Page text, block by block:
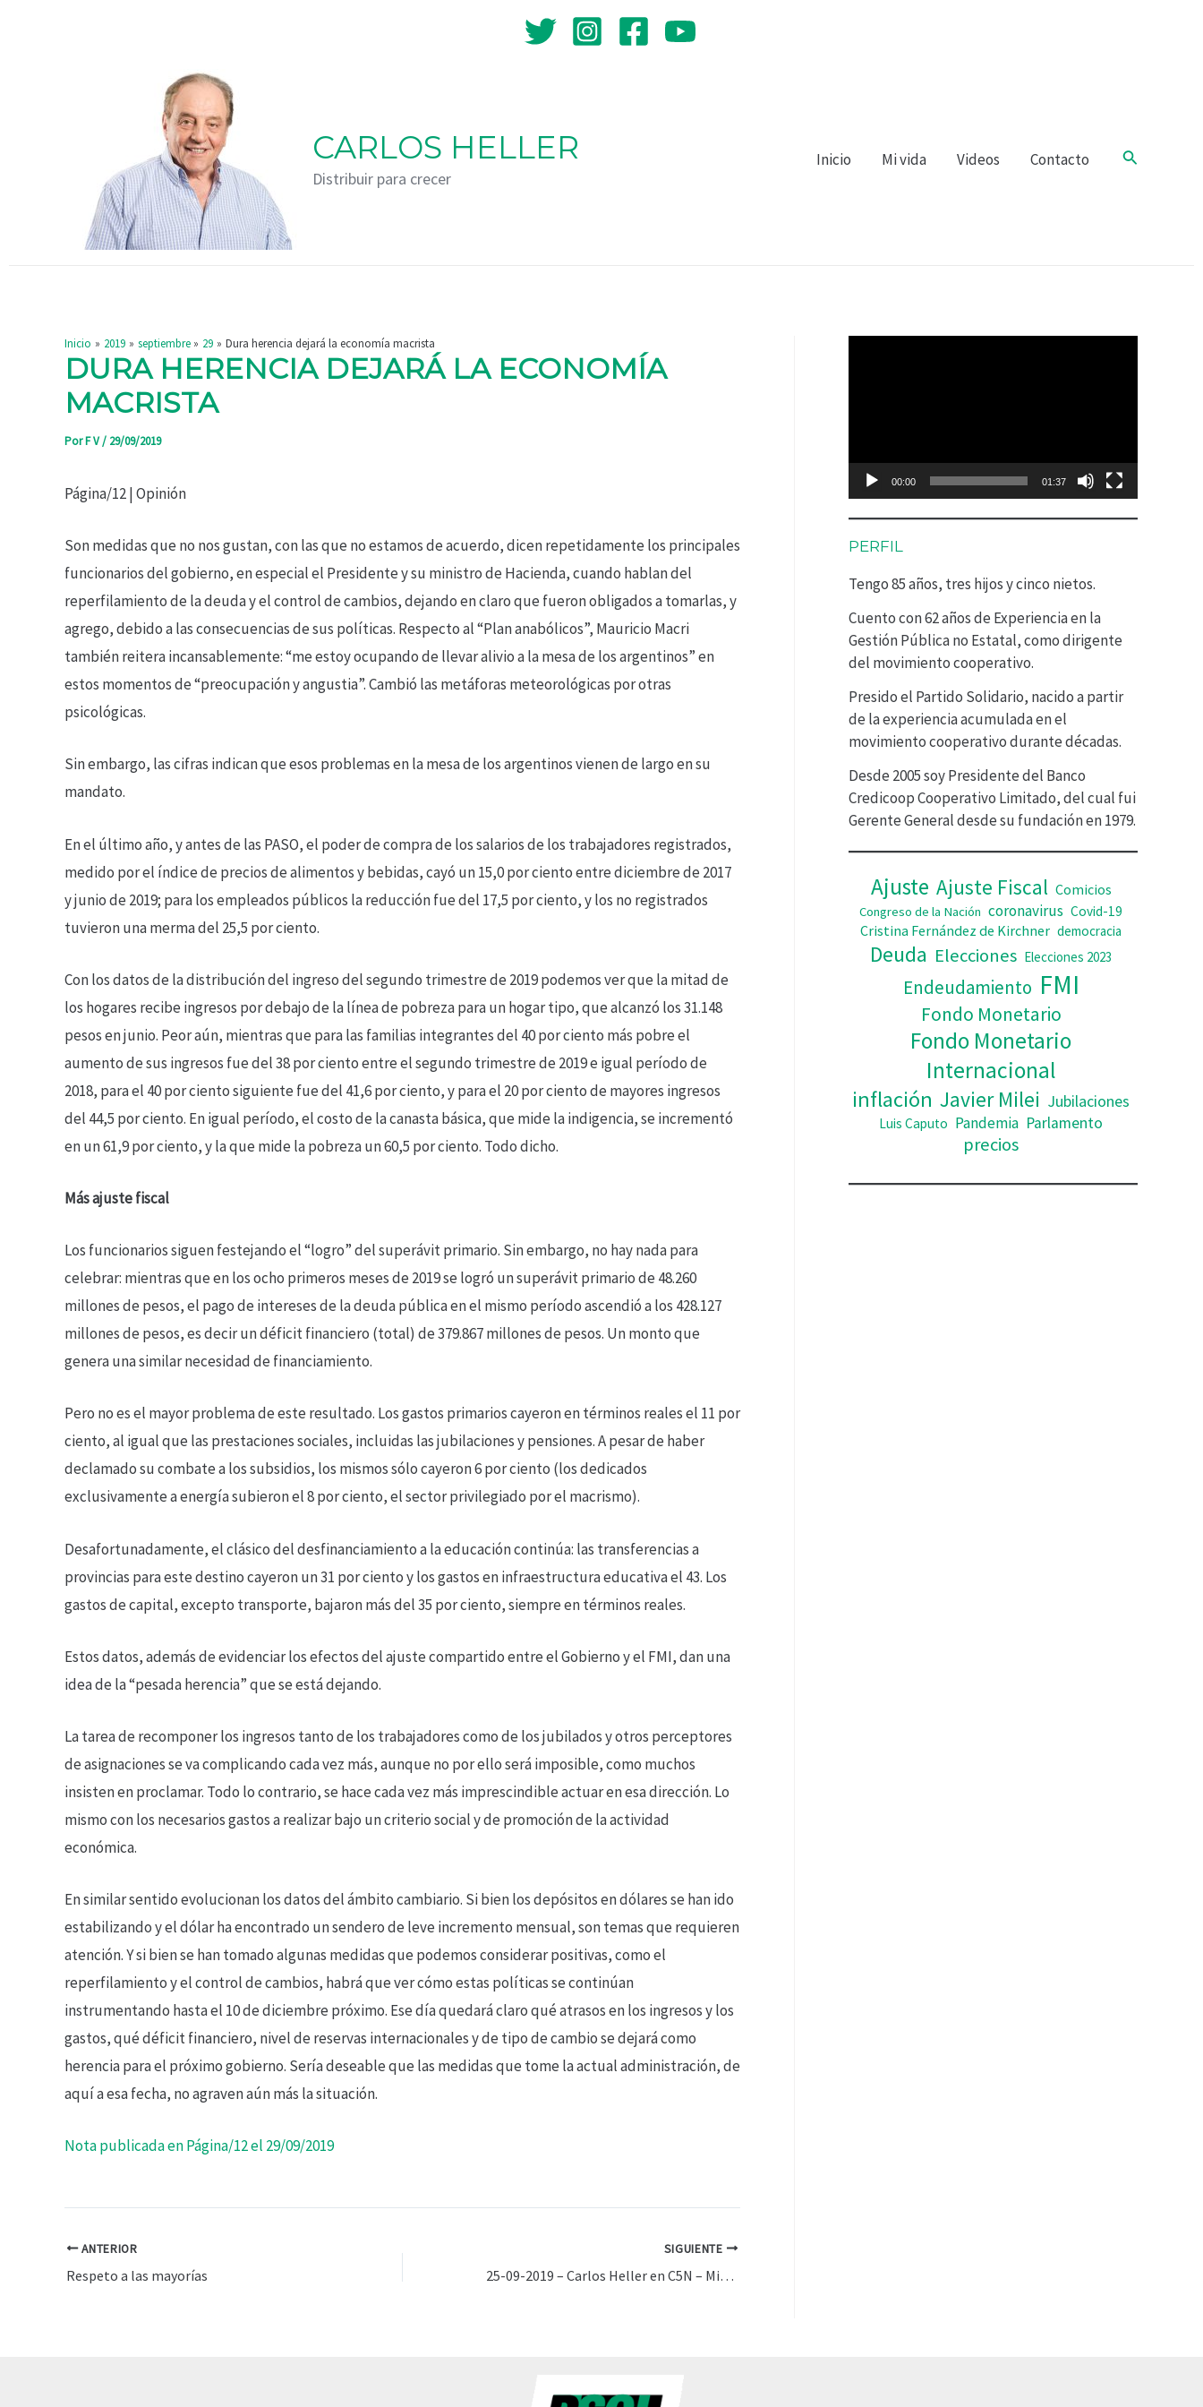
CARLOS HELLER
Distribuir para crecer
Inicio Mi vida Videos Contacto Buscar
Inicio 2019 septiembre 29 Dura herencia dejará la economía macrista
DURA HERENCIA DEJARÁ LA ECONOMÍA
MACRISTA
PorF V/ 29/09/2019
Página/12 | Opinión
Son medidas que no nos gustan, con las que no estamos de acuerdo, dicen repetidamente los principales
funcionarios del gobierno, en especial el Presidente y su ministro de Hacienda, cuando hablan del
reperfilamiento de la deuda y el control de cambios, dejando en claro que fueron obligados a tomarlas, y
agrego, debido a las consecuencias de sus políticas. Respecto al “Plan anabólicos”, Mauricio Macri
también reitera incansablemente: “me estoy ocupando de llevar alivio a la mesa de los argentinos” en
estos momentos de “preocupación y angustia”. Cambió las metáforas meteorológicas por otras
psicológicas.
Sin embargo, las cifras indican que esos problemas en la mesa de los argentinos vienen de largo en su
mandato.
En el último año, y antes de las PASO, el poder de compra de los salarios de los trabajadores registrados,
medido por el índice de precios de alimentos y bebidas, cayó un 15,0 por ciento entre diciembre de 2017
y junio de 2019; para los empleados públicos la reducción fue del 17,5 por ciento, y los no registrados
tuvieron una merma del 25,5 por ciento.
Con los datos de la distribución del ingreso del segundo trimestre de 2019 podemos ver que la mitad de
los hogares recibe ingresos por debajo de la línea de pobreza para un hogar tipo, que alcanzó los 31.148
pesos en junio. Peor aún, mientras que para las familias integrantes del 40 por ciento más pobre el
aumento de sus ingresos fue del 38 por ciento entre el segundo trimestre de 2019 e igual período de
2018, para el 40 por ciento siguiente fue del 41,6 por ciento, y para el 20 por ciento de mayores ingresos
del 44,5 por ciento. En igual período, el costo de la canasta básica, que mide la indigencia, se incrementó
en un 61,9 por ciento, y la que mide la pobreza un 60,5 por ciento. Todo dicho.
Más ajuste fiscal
Los funcionarios siguen festejando el “logro” del superávit primario. Sin embargo, no hay nada para
celebrar: mientras que en los ocho primeros meses de 2019 se logró un superávit primario de 48.260
millones de pesos, el pago de intereses de la deuda pública en el mismo período ascendió a los 428.127
millones de pesos, es decir un déficit financiero (total) de 379.867 millones de pesos. Un monto que
genera una similar necesidad de financiamiento.
Pero no es el mayor problema de este resultado. Los gastos primarios cayeron en términos reales el 11 por
ciento, al igual que las prestaciones sociales, incluidas las jubilaciones y pensiones. A pesar de haber
declamado su combate a los subsidios, los mismos sólo cayeron 6 por ciento (los dedicados
exclusivamente a energía subieron el 8 por ciento, el sector privilegiado por el macrismo).
Desafortunadamente, el clásico del desfinanciamiento a la educación continúa: las transferencias a
provincias para este destino cayeron un 31 por ciento y los gastos en infraestructura educativa el 43. Los
gastos de capital, excepto transporte, bajaron más del 35 por ciento, siempre en términos reales.
Estos datos, además de evidenciar los efectos del ajuste compartido entre el Gobierno y el FMI, dan una
idea de la “pesada herencia” que se está dejando.
La tarea de recomponer los ingresos tanto de los trabajadores como de los jubilados y otros perceptores
de asignaciones se va complicando cada vez más, aunque no por ello será imposible, como muchos
insisten en proclamar. Todo lo contrario, se hace cada vez más imprescindible actuar en esa dirección. Lo
mismo con los necesarios gastos a realizar bajo un criterio social y de promoción de la actividad
económica.
En similar sentido evolucionan los datos del ámbito cambiario. Si bien los depósitos en dólares se han ido
estabilizando y el dólar ha encontrado un sendero de leve incremento mensual, son temas que requieren
atención. Y si bien se han tomado algunas medidas que podemos considerar positivas, como el
reperfilamiento y el control de cambios, habrá que ver cómo estas políticas se continúan
instrumentando hasta el 10 de diciembre próximo. Ese día quedará claro qué atrasos en los ingresos y los
gastos, qué déficit financiero, nivel de reservas internacionales y de tipo de cambio se dejará como
herencia para el próximo gobierno. Sería deseable que las medidas que tome la actual administración, de
aquí a esa fecha, no agraven aún más la situación.
Nota publicada en Página/12 el 29/09/2019
ANTERIOR
Respeto a las mayorías
SIGUIENTE
25-09-2019 – Carlos Heller en C5N – Minuto Uno, con Gustavo Sylvestre – FMI. Desembolso “frenado”
d
t
o
e
v
í
d
00:00 01:37
PERFIL
Tengo 85 años, tres hijos y cinco nietos.
Cuento con 62 años de Experiencia en la
Gestión Pública no Estatal, como dirigente
del movimiento cooperativo.
Presido el Partido Solidario, nacido a partir
de la experiencia acumulada en el
movimiento cooperativo durante décadas.
Desde 2005 soy Presidente del Banco
Credicoop Cooperativo Limitado, del cual fui
Gerente General desde su fundación en 1979.
Ajuste Ajuste Fiscal Comicios
Congreso de la Nación coronavirus Covid-19
Cristina Fernández de Kirchner democracia
Deuda Elecciones Elecciones 2023
Endeudamiento FMI
Fondo Monetario
Fondo Monetario
Internacional
inflación Javier Milei Jubilaciones
Luis Caputo Pandemia Parlamento
precios